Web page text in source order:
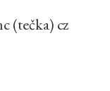
(tečka) cz